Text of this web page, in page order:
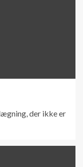
der ikke er